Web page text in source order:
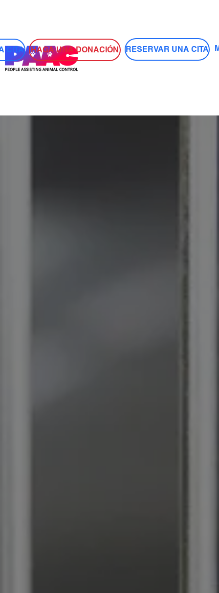
CITA HAGA UNA DONACIÓN RESERVAR UNA CITA